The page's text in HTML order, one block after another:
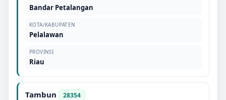
Bandar Petalangan
KOTA/KABUPATEN
Pelalawan
PROVINSI
Riau
Tambun 28354